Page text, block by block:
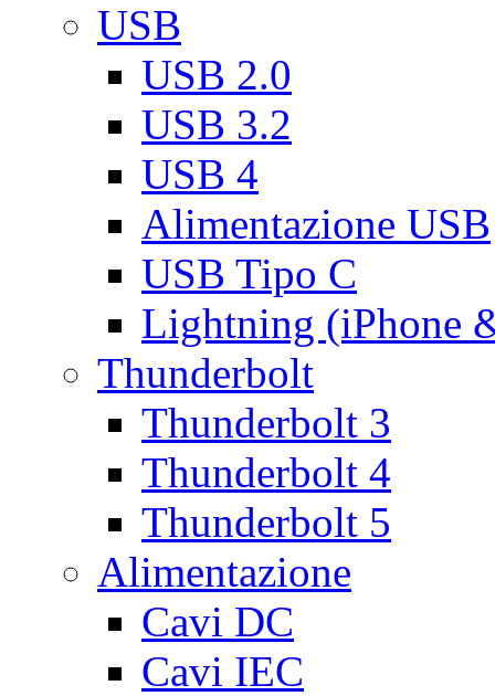
USB
USB 2.0
USB 3.2
USB 4
Alimentazione USB
USB Tipo C
Lightning (iPhone
Thunderbolt
Thunderbolt 3
Thunderbolt 4
Thunderbolt 5
Alimentazione
Cavi DC
Cavi IEC